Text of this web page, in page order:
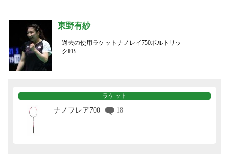
東野有紗
過去の使用ラケットナノレイ750ボルトリッ
クFB...
ラケット
ナノフレア700 18